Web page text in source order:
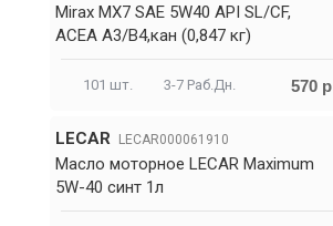
Mirax MX7 SAE 5W40 API SL/CF,
ACEA A3/B4,кан (0,847 кг)
101 шт. 3-7 Раб.Дн. 570 р
LECAR LECAR000061910
Масло моторное LECAR Maximum
5W-40 синт 1л